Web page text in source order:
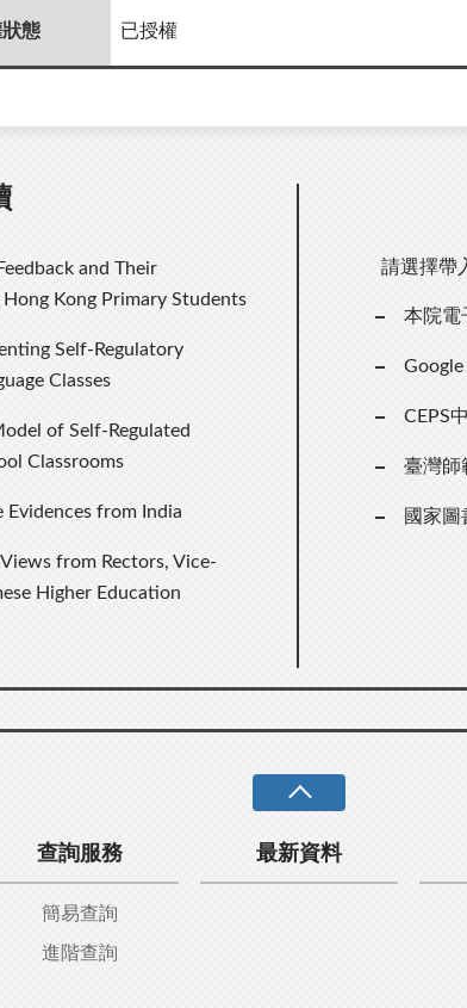
態 已授權
and Their
Kong Primary Students
Self-Regulatory
Classes
of Self-Regulated
Classrooms
from India
from Rectors, Vice-
Higher Education
請選擇帶
本院電
CEPS
臺灣師
國家圖
查詢服務
簡易查詢
進階查詢
最新資料